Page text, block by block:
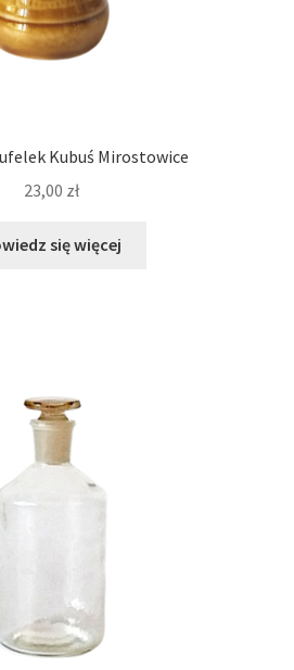
Kubuś Mirostowice
23,00 zł
się więcej